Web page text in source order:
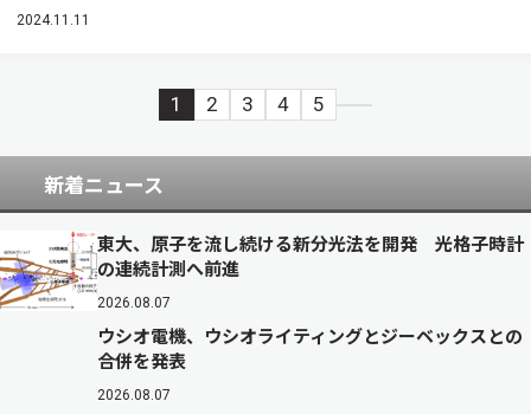
2024.11.11
1 2 3 4 5
新着ニュース
東大、原子を流し続ける新分光法を開発 光格子時計
の連続計測へ前進
2026.08.07
ウシオ電機、ウシオライティングとジーベックスとの
合併を発表
2026.08.07